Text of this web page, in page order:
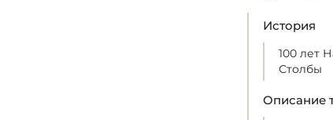
История
100 лет
Столбы
Описание